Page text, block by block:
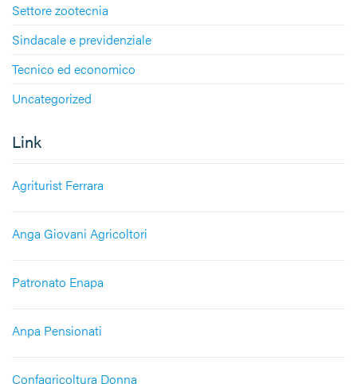
Settore zootecnia
Sindacale e previdenziale
Tecnico ed economico
Uncategorized
Link
Agriturist Ferrara
Anga Giovani Agricoltori
Patronato Enapa
Anpa Pensionati
Confagricoltura Donna